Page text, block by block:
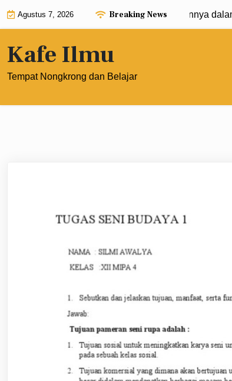
Agustus 7, 2026 Breaking News
0: Pengertian, Rumus, dan Penerapannya dalam
Kafe Ilmu
Tempat Nongkrong dan Belajar